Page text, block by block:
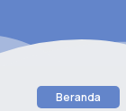
Beranda